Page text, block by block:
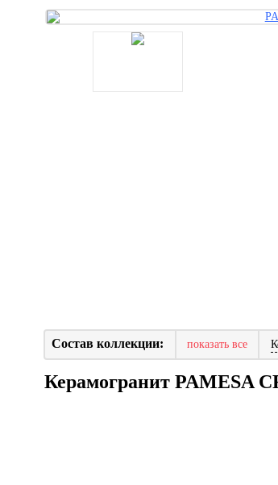
Состав коллекции: показать все
Керамогранит PAMESA